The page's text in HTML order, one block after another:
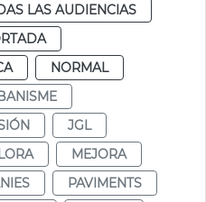
LAS AUDIENCIAS
NORMAL
JGL
MEJORA
PAVIMENTS